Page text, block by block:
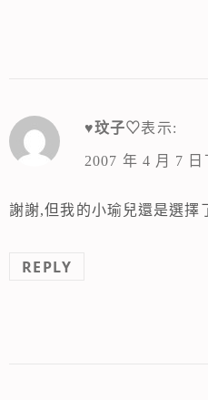
♥玟子♡表示:
2007 年 4 月 7 日
謝謝,但我的小瑜兒還是選擇
REPLY